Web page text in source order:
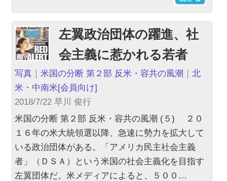
左翼政治団体の躍進、社
会主義に惹かれる若者
写真 ｜米国の分断 第２部 反米・容共の風潮 ｜北
米・中南米[会員向け]
2018/7/22 早川 俊行
米国の分断 第２部 反米・容共の風潮 (５) ２０
１６年の米大統領選以降、急速に勢力を拡大して
いる政治団体がある。「アメリカ民主社会主義
者」（ＤＳＡ）という米国の社会主義化を目指す
左翼団体だ。米メディアによると、５００…